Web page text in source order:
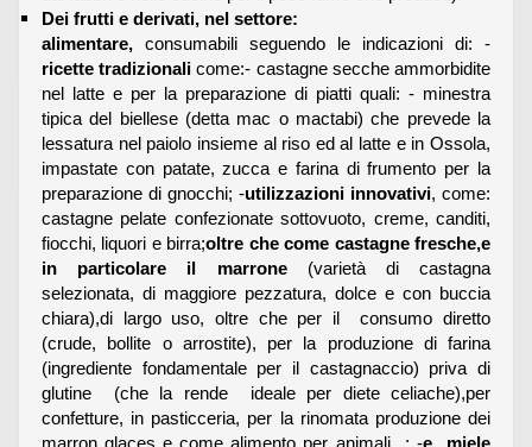
Dei frutti e derivati, nel settore:
alimentare, consumabili seguendo le indicazioni di: -
ricette tradizionali come:- castagne secche ammorbidite
nel latte e per la preparazione di piatti quali: - minestra
tipica del biellese (detta mac o mactabi) che prevede la
lessatura nel paiolo insieme al riso ed al latte e in Ossola,
impastate con patate, zucca e farina di frumento per la
preparazione di gnocchi; -utilizzazioni innovativi, come:
castagne pelate confezionate sottovuoto, creme, canditi,
fiocchi, liquori e birra;oltre che come castagne fresche,e
in particolare il marrone(varietà di castagna
selezionata, di maggiore pezzatura, dolce e con buccia
chiara),di largo uso, oltre che per il consumo diretto
(crude, bollite o arrostite), per la produzione di farina
(ingrediente fondamentale per il castagnaccio) priva di
glutine (che la rende ideale per diete celiache),per
confetture, in pasticceria, per la rinomata produzione dei